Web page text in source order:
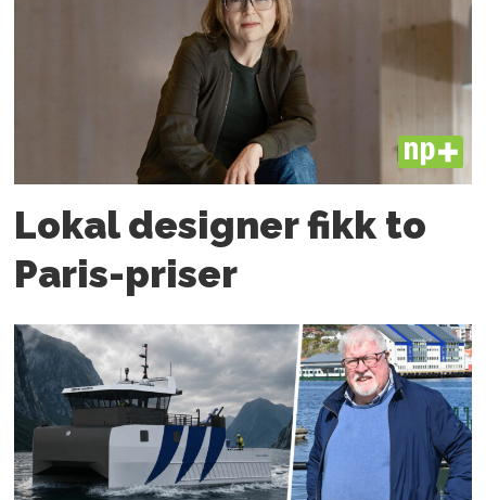
PLUS
Lokal designer fikk to
Paris-priser